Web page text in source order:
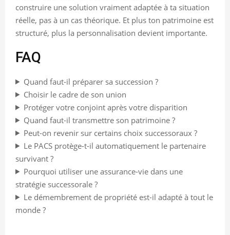
construire une solution vraiment adaptée à ta situation
réelle, pas à un cas théorique. Et plus ton patrimoine est
structuré, plus la personnalisation devient importante.
FAQ
Quand faut-il préparer sa succession ?
Choisir le cadre de son union
Protéger votre conjoint après votre disparition
Quand faut-il transmettre son patrimoine ?
Peut-on revenir sur certains choix successoraux ?
Le PACS protège-t-il automatiquement le partenaire
survivant ?
Pourquoi utiliser une assurance-vie dans une
stratégie successorale ?
Le démembrement de propriété est-il adapté à tout le
monde ?